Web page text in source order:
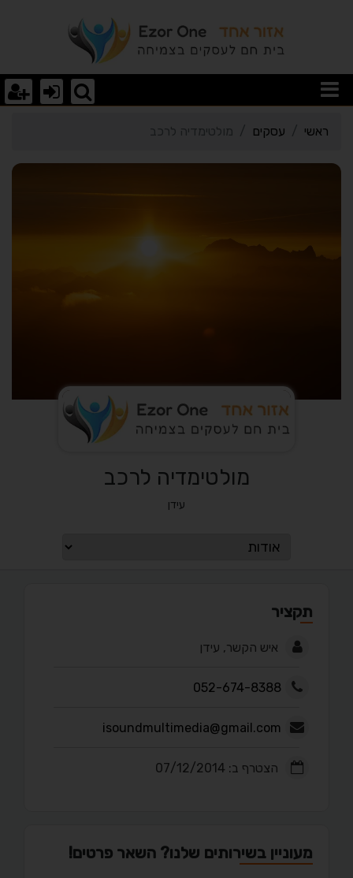
פרטי כרטיס העסק
ראשי עסקים מולטימדיה לרכב
מולטימדיה לרכב
עידן
תקציר
איש הקשר, עידן
052-674-8388
isoundmultimedia@gmail.com
הצטרף ב: 07/12/2014
מעוניין בשירותים שלנו? השאר פרטים!